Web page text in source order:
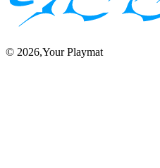
© 2026,Your Playmat